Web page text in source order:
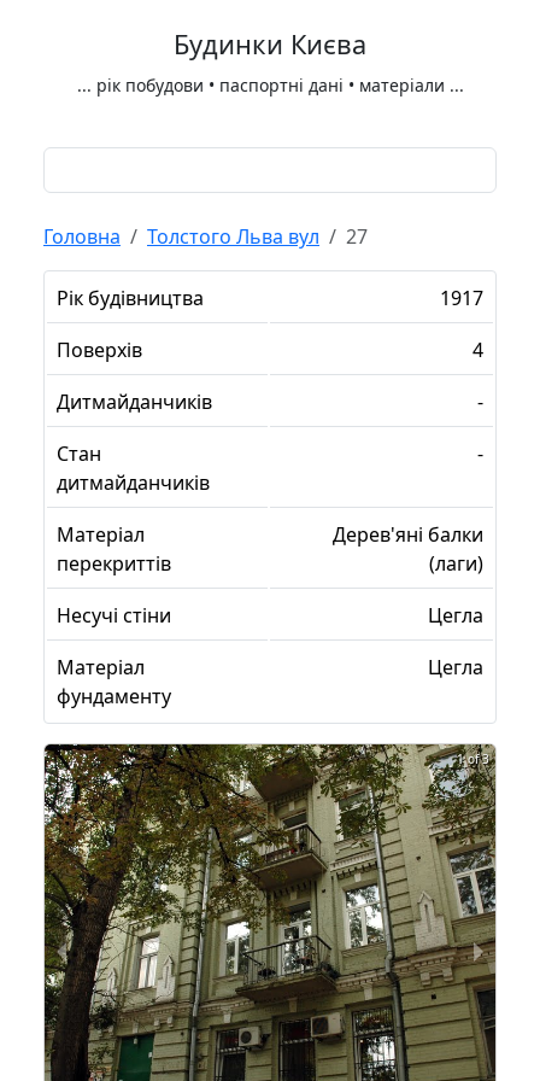
Будинки Києва
... рік побудови • паспортні дані • матеріали ...
Головна Толстого Льва вул 27
Рік будівництва
1917
Поверхів
4
Дитмайданчиків
-
Стан
дитмайданчиків
-
Матеріал
перекриттів
Дерев'яні балки
(лаги)
Несучі стіни
Цегла
Матеріал
фундаменту
Цегла
1 of 3